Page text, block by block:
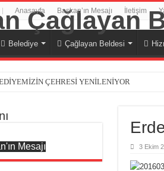
Anasayfa Başkan’ın Mesajı İletişim
Belediye Çağlayan Beldesi
ÇEHRESİ YENİLENİYOR
3 Ekim
Mesajı